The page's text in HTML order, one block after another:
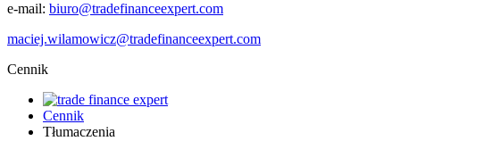
e-mail: biuro@tradefinanceexpert.com
maciej.wilamowicz@tradefinanceexpert.com
Cennik
Cennik
Tłumaczenia